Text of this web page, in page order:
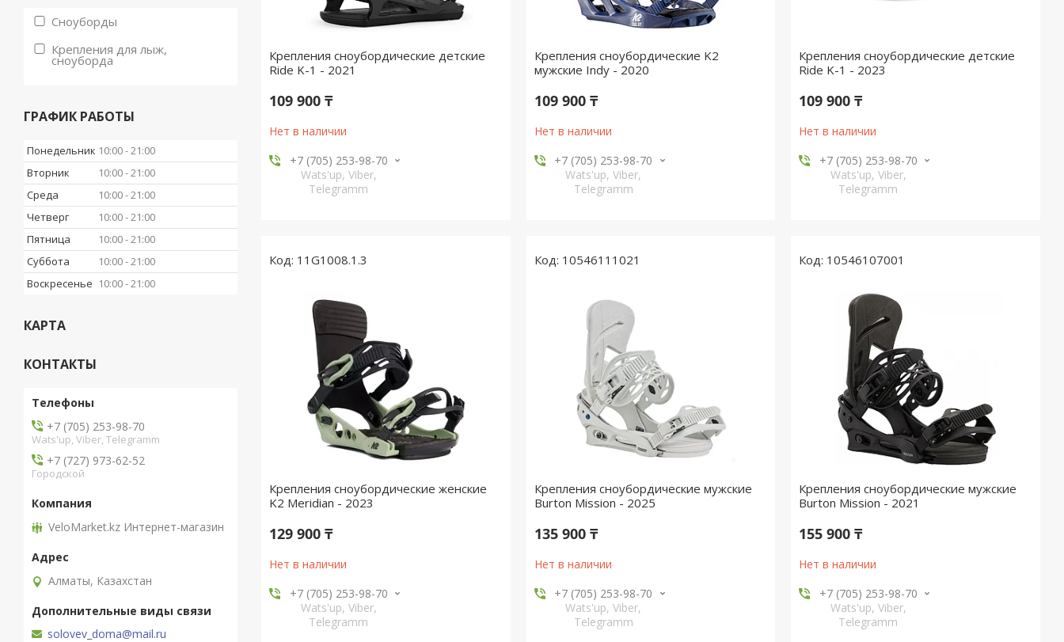
Крепления сноубордические детские
Ride K-1 - 2021
109 900 ₸
Нет в наличии
+7 (705) 253-98-70
Wats'up, Viber,
Telegramm
Крепления сноубордические K2
мужские Indy - 2020
109 900 ₸
Нет в наличии
+7 (705) 253-98-70
Wats'up, Viber,
Telegramm
Крепления сноубордические детские
Ride K-1 - 2023
109 900 ₸
Нет в наличии
+7 (705) 253-98-70
Wats'up, Viber,
Telegramm
11G1008.1.3
Крепления сноубордические женские
K2 Meridian - 2023
129 900 ₸
Нет в наличии
+7 (705) 253-98-70
Wats'up, Viber,
Telegramm
10546111021
Крепления сноубордические мужские
Burton Mission - 2025
135 900 ₸
Нет в наличии
+7 (705) 253-98-70
Wats'up, Viber,
Telegramm
10546107001
Крепления сноубордические мужские
Burton Mission - 2021
155 900 ₸
Нет в наличии
+7 (705) 253-98-70
Wats'up, Viber,
Telegramm
Сноуборды
Крепления для лыж,
сноуборда
ГРАФИК РАБОТЫ
Понедельник 10:00 21:00
Вторник
10:00 21:00
Среда
10:00 21:00
Четверг
10:00 21:00
Пятница
10:00 21:00
Суббота
10:00 21:00
Воскресенье 10:00 21:00
КАРТА
КОНТАКТЫ
+7 (705) 253-98-70
Wats'up, Viber, Telegramm
+7 (727) 973-62-52
Городской
VeloMarket.kz Интернет-магазин
Алматы, Казахстан
solovev_doma@mail.ru